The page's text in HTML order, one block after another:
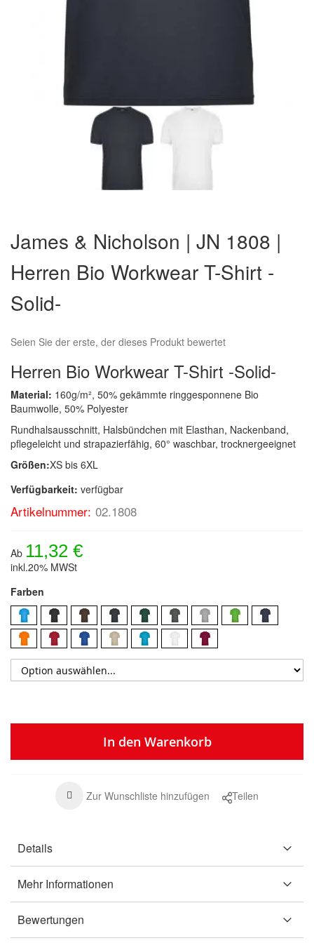
der
Bildergalerie
springen
James & Nicholson | JN 1808 |
Herren Bio Workwear T-Shirt -
Solid-
Seien Sie der erste, der dieses Produkt bewertet
Herren Bio Workwear T-Shirt -Solid-
Material: 160g/m², 50% gekämmte ringgesponnene Bio
Baumwolle, 50% Polyester
Rundhalsausschnitt, Halsbündchen mit Elasthan, Nackenband,
pflegeleicht und strapazierfähig, 60° waschbar, trocknergeeignet
Größen:XS bis 6XL
Verfügbarkeit: verfügbar
Artikelnummer: 02.1808
Ab 11,32 €
inkl.20% MWSt
Farben
In den Warenkorb
Zur Wunschliste hinzufügen Teilen
Details
Mehr Informationen
Bewertungen